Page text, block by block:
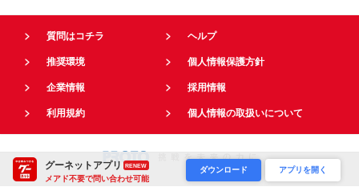
グーネットアプリ RENEW
メアド不要で問い合わせ可能
ダウンロード アプリを開く
質問はコチラ ヘルプ
推奨環境 個人情報保護方針
企業情報 採用情報
利用規約 個人情報の取扱いについて